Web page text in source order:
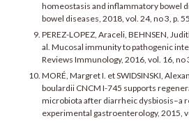
homeostasis and inflammatory bowel
bowel diseases, 2018, vol. 24, no 3, p.
PEREZ-LOPEZ, Araceli, BEHNSEN,
al. Mucosal immunity to pathogenic
Reviews Immunology, 2016, vol. 16, no
MORÉ, Margret I. et SWIDSINSKI,
boulardii CNCM I-745 supports
microbiota after diarrheic dysbiosis–a
experimental gastroenterology, 2015,